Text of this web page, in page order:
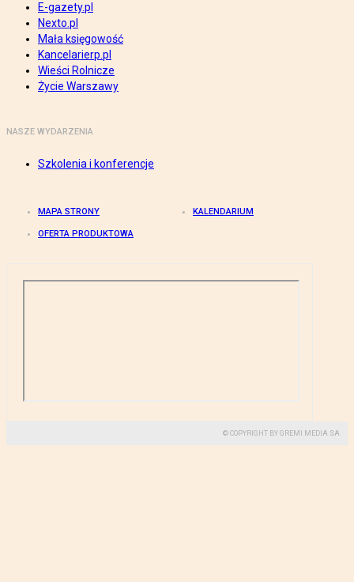
E-gazety.pl
Nexto.pl
Mała księgowość
Kancelarierp.pl
Wieści Rolnicze
Życie Warszawy
NASZE WYDARZENIA
Szkolenia i konferencje
MAPA STRONY KALENDARIUM
OFERTA PRODUKTOWA
© COPYRIGHT BY GREMI MEDIA SA